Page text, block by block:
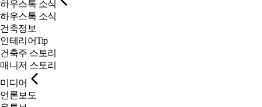
하우스톡 소식
하우스톡 소식
건축정보
인테리어Tip
건축주 스토리
매니저 스토리
미디어
언론보도